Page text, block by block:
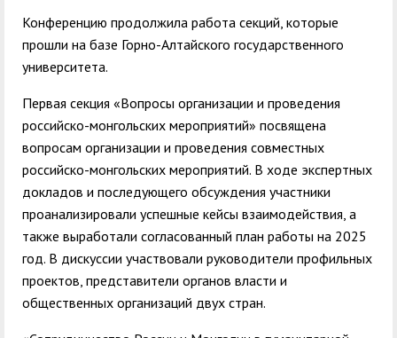
Конференцию продолжила работа секций, которые
прошли на базе Горно-Алтайского государственного
университета.
Первая секция «Вопросы организации и проведения
российско-монгольских мероприятий» посвящена
вопросам организации и проведения совместных
российско-монгольских мероприятий. В ходе экспертных
докладов и последующего обсуждения участники
проанализировали успешные кейсы взаимодействия, а
также выработали согласованный план работы на 2025
год. В дискуссии участвовали руководители профильных
проектов, представители органов власти и
общественных организаций двух стран.